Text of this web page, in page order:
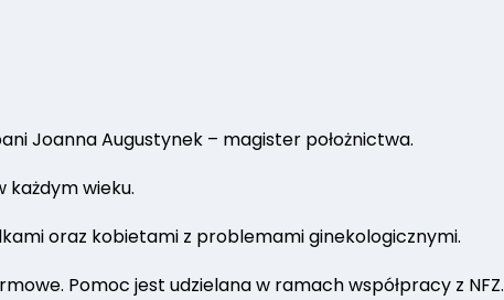
Joanna Augustynek – magister położnictwa.
każdym wieku.
oraz kobietami z problemami ginekologicznymi.
Pomoc jest udzielana w ramach współpracy z NFZ.